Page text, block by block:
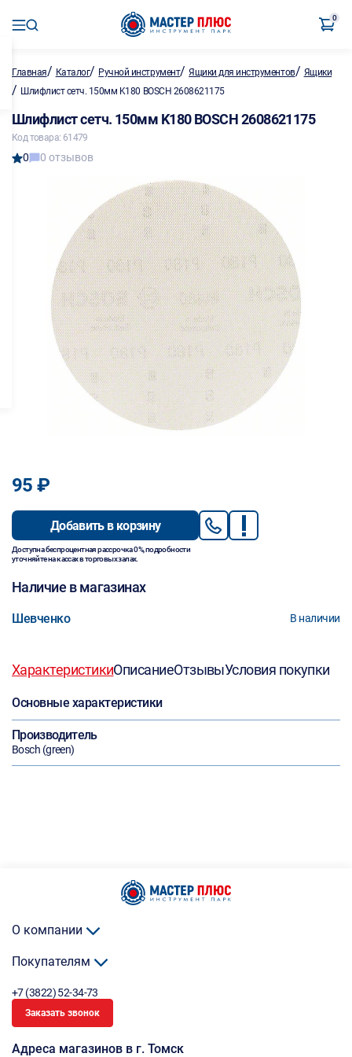
0
Главная/ Каталог/ Ручной инструмент/Ящики для инструментов/ Ящики
/ Шлифлист сетч. 150мм K180 BOSCH 2608621175
Шлифлист сетч. 150мм K180 BOSCH 2608621175
Код товара: 61479
0 0 отзывов
95 ₽
Добавить в корзину
Доступна беспроцентная рассрочка 0%, подробности
уточняйте на кассах в торговых залах.
Наличие в магазинах
Шевченко В наличии
ХарактеристикиОписаниеОтзывыУсловия покупки
Основные характеристики
Производитель
Bosch (green)
О компании
Покупателям
+7 (3822) 52-34-73
Заказать звонок
Адреса магазинов в г. Томск